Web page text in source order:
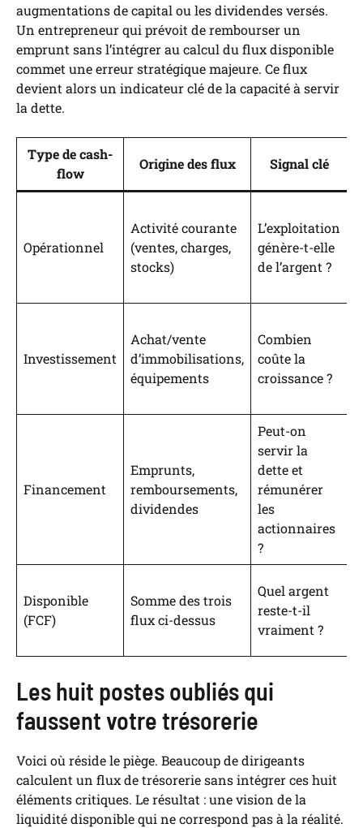
augmentations de capital ou les dividendes versés.
Un entrepreneur qui prévoit de rembourser un
emprunt sans l’intégrer au calcul du flux disponible
commet une erreur stratégique majeure. Ce flux
devient alors un indicateur clé de la capacité à servir
la dette.
Type de cash-
flow
Origine des flux Signal clé
Opérationnel
Activité courante
(ventes, charges,
stocks)
L’exploitation
génère-t-elle
de l’argent ?
Investissement
Achat/vente
d’immobilisations,
équipements
Combien
coûte la
croissance ?
Financement
Emprunts,
remboursements,
dividendes
Peut-on
servir la
dette et
rémunérer
les
actionnaires
?
Disponible
(FCF)
Somme des trois
flux ci-dessus
Quel argent
reste-t-il
vraiment ?
Les huit postes oubliés qui
faussent votre trésorerie
Voici où réside le piège. Beaucoup de dirigeants
calculent un flux de trésorerie sans intégrer ces huit
éléments critiques. Le résultat : une vision de la
liquidité disponible qui ne correspond pas à la réalité.